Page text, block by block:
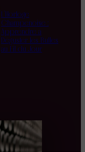
L’Horloge
Champenoise :
Apprendre à
Déguster les Bulles
au Fil du Jour